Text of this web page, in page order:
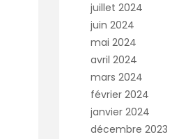
juillet 2024
juin 2024
mai 2024
avril 2024
mars 2024
février 2024
janvier 2024
décembre 2023